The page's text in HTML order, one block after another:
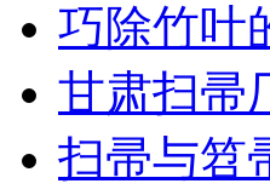
巧除竹叶
甘肃扫帚
扫帚与笤